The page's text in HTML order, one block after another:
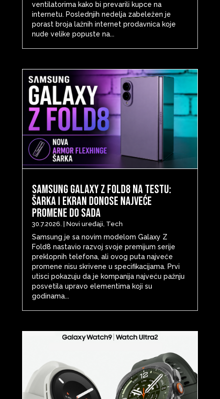
ventilatorima kako bi prevarili kupce na
internetu. Poslednjih nedelja zabeležen je
porast broja lažnih internet prodavnica koje
nude velike popuste na...
Samsung Galaxy Z Fold8 na testu:
šarka i ekran donose najveće
promene do sada
30.7.2026. Novi uređaji Tech
Samsung je sa novim modelom Galaxy Z
Fold8 nastavio razvoj svoje premijum serije
preklopnih telefona, ali ovog puta najveće
promene nisu skrivene u specifikacijama. Prvi
utisci pokazuju da je kompanija najveću pažnju
posvetila upravo elementima koji su
godinama...